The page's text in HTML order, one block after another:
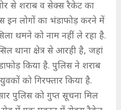
से शराब व सेक्स रैकेट का
इन लोगों का भंडाफोड़ करने में
थमने को नाम नहीं ले रहा है.
थाना क्षेत्र से आरही है, जहां
किया है. पुलिस ने शराब
को गिरफ्तार किया है.
पुलिस को गुप्त सूचना मिल